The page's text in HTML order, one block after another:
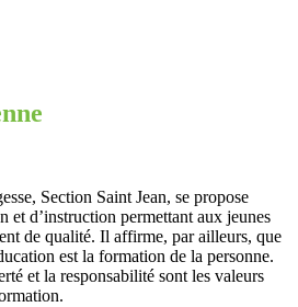
Section Saint Jean, se propose
et d’instruction permettant aux jeunes
de qualité. Il affirme, par ailleurs, que
est la formation de la personne.
et la responsabilité sont les valeurs